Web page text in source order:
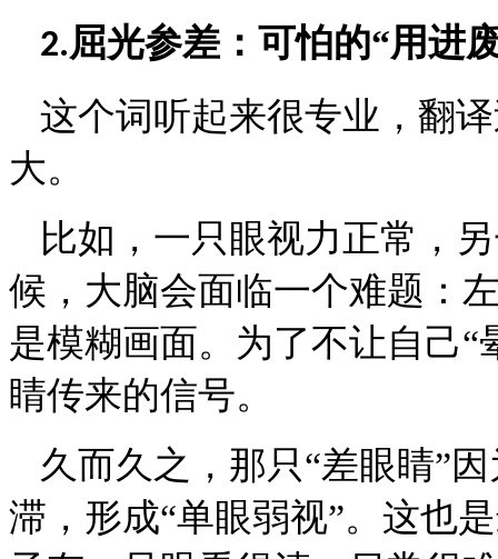
2.屈光参差：可怕的“用进
这个词听起来很专业，翻
大。
比如，一只眼视力正常，
候，大脑会面临一个难题：
是模糊画面。为了不让自己“
睛传来的信号。
久而久之，那只“差眼睛”
滞，形成“单眼弱视”。这也